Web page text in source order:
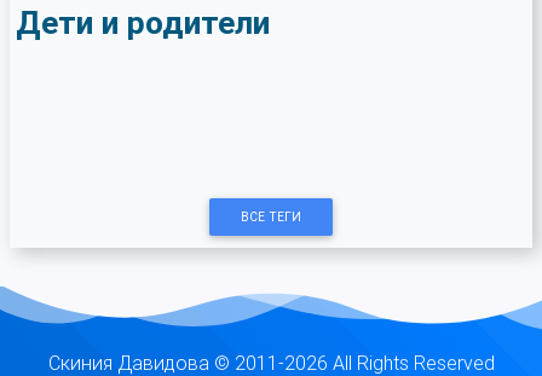
Дети и родители
ВСЕ ТЕГИ
Скиния Давидова © 2011-2026 All Rights Reserved